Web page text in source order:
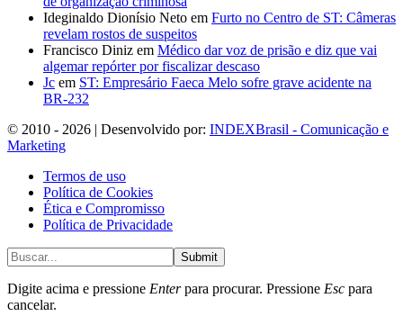
Ideginaldo Dionísio Neto em Furto no Centro de ST: Câmeras
revelam rostos de suspeitos
Francisco Diniz em Médico dar voz de prisão e diz que vai
algemar repórter por fiscalizar descaso
Jc em ST: Empresário Faeca Melo sofre grave acidente na
BR-232
© 2010 - 2026 | Desenvolvido por: INDEXBrasil - Comunicação e
Marketing
Termos de uso
Política de Cookies
Ética e Compromisso
Política de Privacidade
Submit
Digite acima e pressione Enterpara procurar. Pressione Esc para
cancelar.